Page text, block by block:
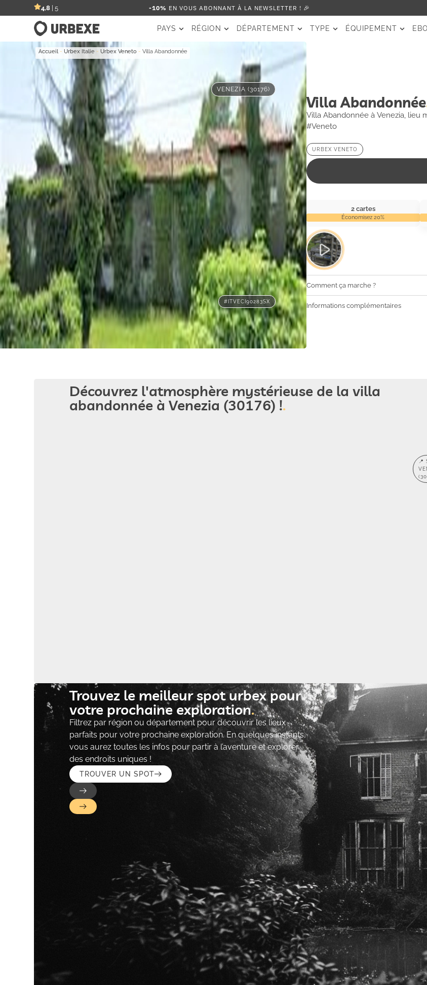
4,8 | 5 -10% EN VOUS ABONNANT À LA NEWSLETTER ! 🎉
PAYS RÉGION DÉPARTEMENT TYPE ÉQUIPEMENT
Accueil -Urbex Italie -Urbex Veneto -Villa Abandonnée
VENEZIA (30176)
#ITVECI90283SX
Villa Abandonnée
Villa Abandonnée à Venezia, lieu
#Veneto
URBEX VENETO
2 cartes
Économisez 20%
Comment ça marche ?
Informations complémentaires
Découvrez l'atmosphère mystérieuse de la villa
abandonnée à Venezia (30176) !
📍
Trouvez le meilleur spot urbex pour
votre prochaine exploration​
Filtrez par région ou département pour découvrir les lieux
parfaits pour votre prochaine exploration. En quelques instants,
vous aurez toutes les infos pour partir à l’aventure et explorer
des endroits uniques !
TROUVER UN SPOT